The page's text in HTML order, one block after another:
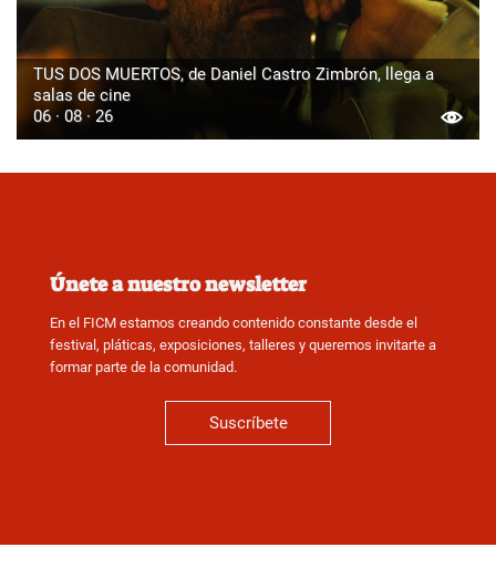
TUS DOS MUERTOS, de Daniel Castro Zimbrón, llega a
salas de cine
06 · 08 · 26
Únete a nuestro newsletter
En el FICM estamos creando contenido constante desde el
festival, pláticas, exposiciones, talleres y queremos invitarte a
formar parte de la comunidad.
Suscríbete